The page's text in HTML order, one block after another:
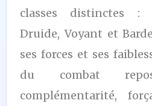
classes distinctes :
Druide, Voyant et
ses forces et ses
du combat
complémentarité,